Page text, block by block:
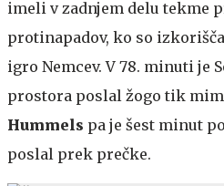
imeli v zadnjem delu tekme
protinapadov, ko so
igro Nemcev. V 78. minuti je
prostora poslal žogo tik
Hummels pa je šest minut
poslal prek prečke.